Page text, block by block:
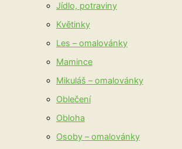
Jídlo, potraviny
Květinky
Les – omalovánky
Mamince
Mikuláš – omalovánky
Oblečení
Obloha
Osoby – omalovánky